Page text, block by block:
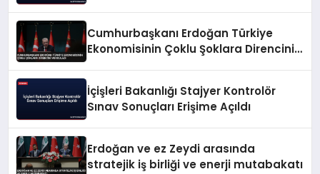
Cumhurbaşkanı Erdoğan Türkiye
Ekonomisinin Çoklu Şoklara Direncini
İçişleri Bakanlığı Stajyer Kontrolör
Sınav Sonuçları Erişime Açıldı
Erdoğan ve ez Zeydi arasında
stratejik iş birliği ve enerji mutabakatı